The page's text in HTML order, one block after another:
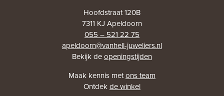
Hoofdstraat 120B
7311 KJ Apeldoorn
055 – 521 22 75
apeldoorn@vanhell-juweliers.nl
Bekijk deopeningstijden
Maak kennis metons team
Ontdekde winkel